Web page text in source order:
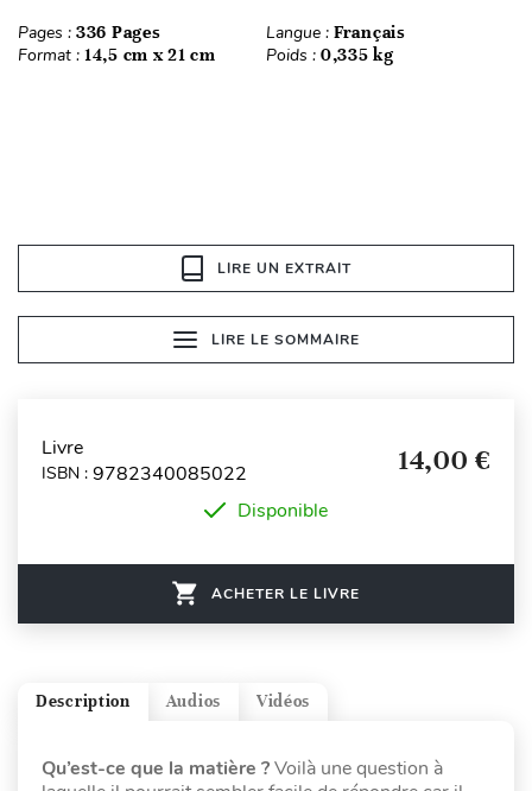
Pages : 336 Pages Langue : Français
Format : 14,5 cm x 21 cm Poids : 0,335 kg
LIRE UN EXTRAIT
LIRE LE SOMMAIRE
Livre
ISBN : 9782340085022 14,00 €
Disponible
ACHETER LE LIVRE
Vidéos
Audios
Description
Qu’est-ce que la matière ?Voilà une question à